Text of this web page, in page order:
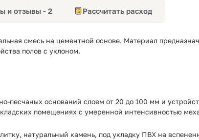
и отзывы - 2 Рассчитать расход
смесь на цементной основе. Материал
полов с уклоном.
песчаных оснований слоем от 20 до 100 мм и
помещениях с умеренной интенсивностью
натуральный камень, под укладку ПВХ на